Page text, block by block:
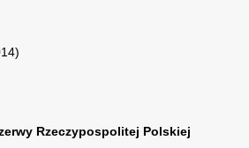
Rzeczypospolitej Polskiej